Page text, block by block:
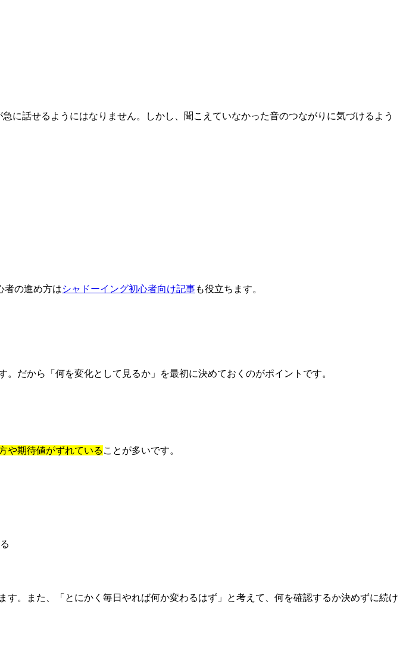
に話せるようにはなりません。しかし、聞こえていなかった音のつながりに気づけるよう
者の進め方はシャドーイング初心者向け記事も役立ちます。
だから「何を変化として見るか」を最初に決めておくのがポイントです。
や期待値がずれている ことが多いです。
。また、「とにかく毎日やれば何か変わるはず」と考えて、何を確認するか決めずに続け